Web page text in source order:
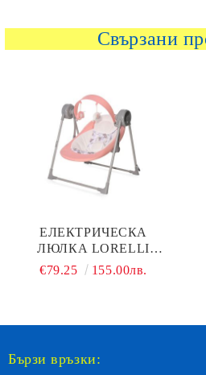
Свързани
ЕЛЕКТРИЧЕСКА
ЛЮЛКА LORELLI
TWINKLE PINK RHINO
€79.25 155.00лв.
Бързи връзки: